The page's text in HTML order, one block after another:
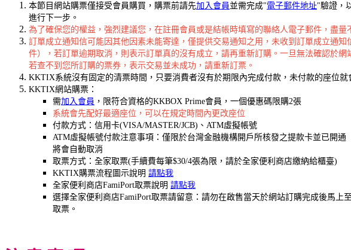
本節目網站購票僅接受會員購買，購票前請先加入會員 並需完成"電子郵件地址"驗證 ，
進行下一步。
為了確保您的權益，強烈建議您，在註冊會員或是結帳時填寫的聯絡人電子郵件，盡
訂單成立通知信可能因其他因素未能寄達，僅提供交易通知之用，未收到訂單成立通
件），若訂單逾期取消，則表示訂單真的沒有成立，請再重新訂購。一旦無法確認於
若查不到您所訂購的票券，表示交易並未成功，請重新訂票。
KKTIX系統沒有固定的清票時間，只要消費者沒有於期限內完成付款，未付款的座位
KKTIX網站購票：
需加入會員 ，限符合資格的KKBOX Prime會員，一個優惠碼限購2張
系統會先配好最適座位，可以在規定時間內更改座位
付款方式：信用卡(VISA/MASTER/JCB)、ATM虛擬帳號
ATM虛擬帳號付款注意事項：僅限於台灣金融機構開戶所核發之提款卡並已開
將會自動取消
取票方式：全家取票(手續費每筆$30/4張為限，請於全家便利商店繳納給櫃臺)
KKTIX購票流程圖示說明 請點我
全家便利商店FamiPort取票說明 請點我
選擇全家便利商店FamiPort取票請留意：請勿在啟售當天於網站訂購完成後馬
取票。